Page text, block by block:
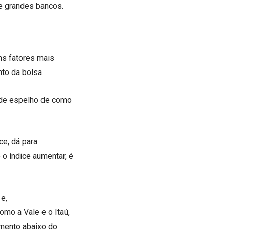
grandes bancos.
fatores mais
da bolsa.
espelho de como
dá para
índice aumentar, é
a Vale e o Itaú,
abaixo do